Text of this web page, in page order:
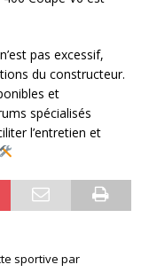
pas excessif,
du constructeur.
et
spécialisés
l’entretien et
sportive par